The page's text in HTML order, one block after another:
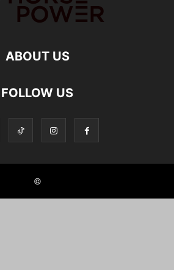
ABOUT US
FOLLOW US
©